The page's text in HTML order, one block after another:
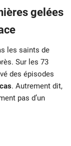
gelées
les saints de
Sur les 73
des épisodes
. Autrement dit,
pas d’un